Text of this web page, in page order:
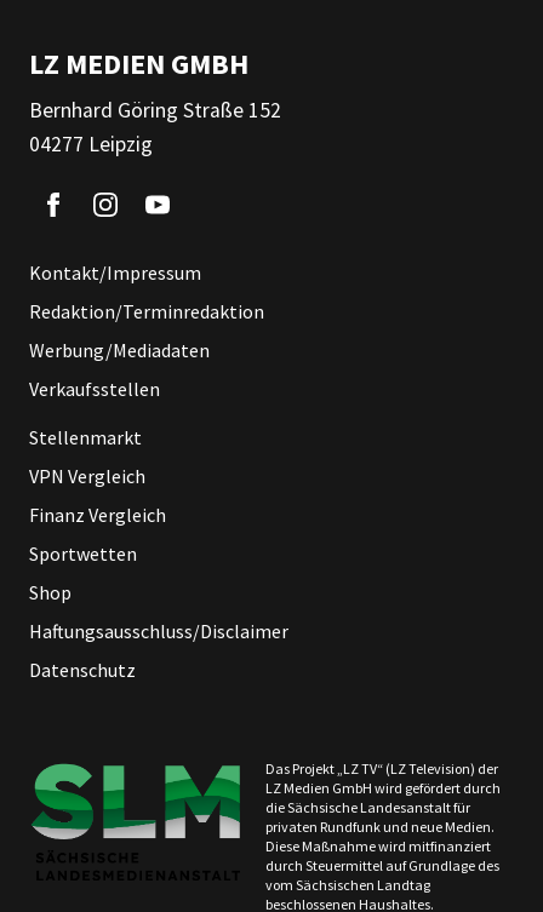
LZ MEDIEN GMBH
Bernhard Göring Straße 152
04277 Leipzig
Kontakt/Impressum
Redaktion/Terminredaktion
Werbung/Mediadaten
Verkaufsstellen
Stellenmarkt
VPN Vergleich
Finanz Vergleich
Sportwetten
Shop
Haftungsausschluss/Disclaimer
Datenschutz
Das Projekt „LZ TV“ (LZ Television) der
LZ Medien GmbH wird gefördert durch
die Sächsische Landesanstalt für
privaten Rundfunk und neue Medien.
Diese Maßnahme wird mitfinanziert
durch Steuermittel auf Grundlage des
vom Sächsischen Landtag
beschlossenen Haushaltes.